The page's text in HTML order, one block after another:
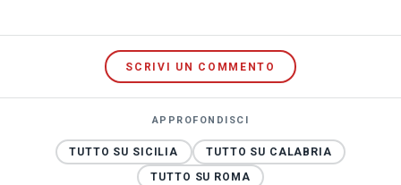
SCRIVI UN COMMENTO
APPROFONDISCI
TUTTO SU SICILIA
TUTTO SU CALABRIA
TUTTO SU ROMA